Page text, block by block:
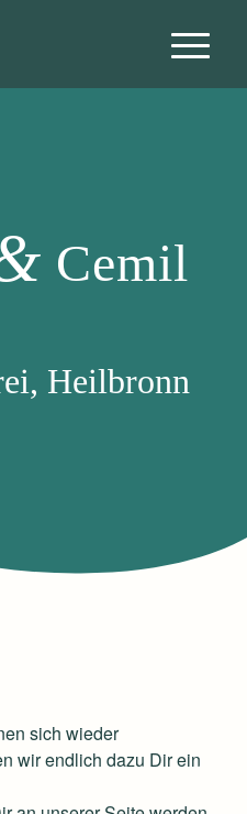
Cemil
Heilbronn
sich wieder
wir endlich dazu Dir ein